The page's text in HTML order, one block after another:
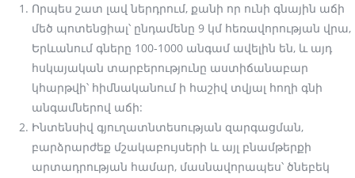
Որպես շատ լավ ներդրում, քանի որ ունի գնային աճի
մեծ պոտենցիալ՝ ընդամենը 9 կմ հեռավորության վրա,
Երևանում գները 100-1000 անգամ ավելին են, և այդ
հսկայական տարբերությունը աստիճանաբար
կհարթվի՝ հիմնականում ի հաշիվ տվյալ հողի գնի
անգամներով աճի:
Ինտենսիվ գյուղատնտեսության զարգացման,
բարձրարժեք մշակաբույսերի և այլ բնամթերքի
արտադրության համար, մասնավորապես՝ ծնեբեկ